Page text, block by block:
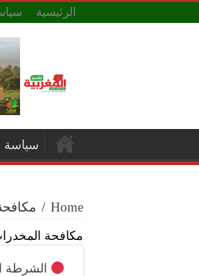
الرئيسية
سياسة
Home
/
مكافحة
الشرطة